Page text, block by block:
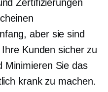
Zertifizierungen
aber sie sind
Kunden sicher zu
Minimieren Sie das
krank zu machen.